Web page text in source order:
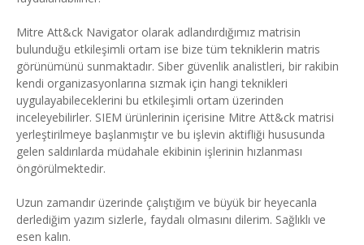
Mitre Att&ck Navigator olarak adlandırdığımız matrisin
bulunduğu etkileşimli ortam ise bize tüm tekniklerin matris
görünümünü sunmaktadır. Siber güvenlik analistleri, bir rakibin
kendi organizasyonlarına sızmak için hangi teknikleri
uygulayabileceklerini bu etkileşimli ortam üzerinden
inceleyebilirler. SIEM ürünlerinin içerisine Mitre Att&ck matrisi
yerleştirilmeye başlanmıştır ve bu işlevin aktifliği hususunda
gelen saldırılarda müdahale ekibinin işlerinin hızlanması
öngörülmektedir.
Uzun zamandır üzerinde çalıştığım ve büyük bir heyecanla
derlediğim yazım sizlerle, faydalı olmasını dilerim. Sağlıklı ve
esen kalın.